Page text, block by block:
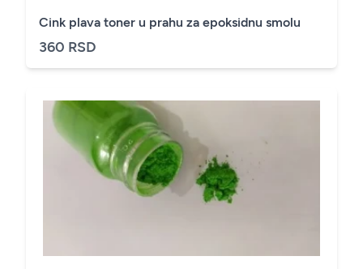
Cink plava toner u prahu za epoksidnu smolu
360 RSD